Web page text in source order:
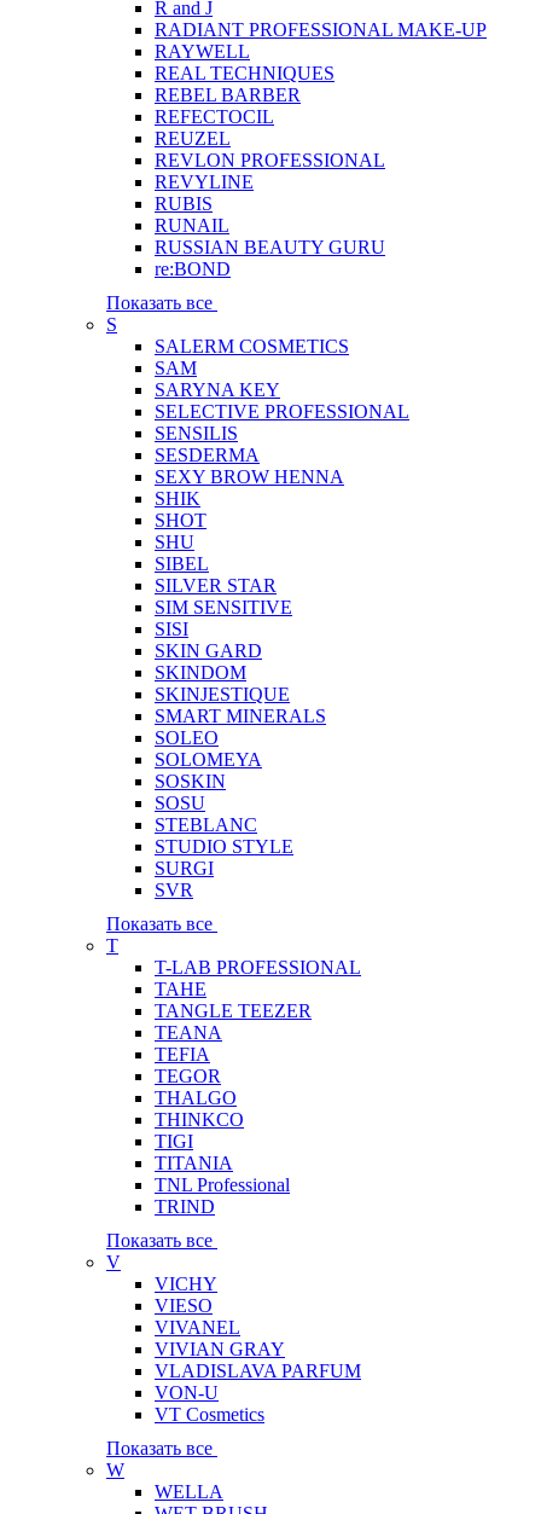
R and J
RADIANT PROFESSIONAL MAKE-UP
RAYWELL
REAL TECHNIQUES
REBEL BARBER
REFECTOCIL
REUZEL
REVLON PROFESSIONAL
REVYLINE
RUBIS
RUNAIL
RUSSIAN BEAUTY GURU
re:BOND
Показать все
S
SALERM COSMETICS
SAM
SARYNA KEY
SELECTIVE PROFESSIONAL
SENSILIS
SESDERMA
SEXY BROW HENNA
SHIK
SHOT
SHU
SIBEL
SILVER STAR
SIM SENSITIVE
SISI
SKIN GARD
SKINDOM
SKINJESTIQUE
SMART MINERALS
SOLEO
SOLOMEYA
SOSKIN
SOSU
STEBLANC
STUDIO STYLE
SURGI
SVR
Показать все
T
T-LAB PROFESSIONAL
TAHE
TANGLE TEEZER
TEANA
TEFIA
TEGOR
THALGO
THINKCO
TIGI
TITANIA
TNL Professional
TRIND
Показать все
V
VICHY
VIESO
VIVANEL
VIVIAN GRAY
VLADISLAVA PARFUM
VON-U
VT Cosmetics
Показать все
W
WELLA